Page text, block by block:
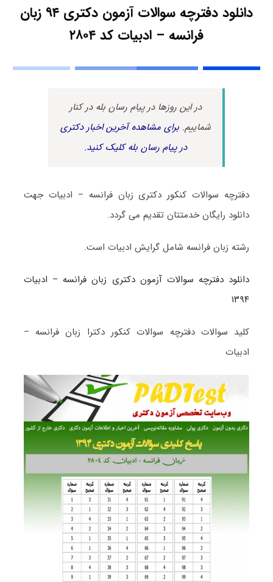
دانلود دفترچه سوالات آزمون دکتری ۹۴ زبان
فرانسه – ادبیات کد ۲۸۰۴
در این روزها در پیام رسان بله در کنار
شماییم.برای مشاهده آخرین اخبار دکتری
در پیام رسان بله کلیک کنید.
دفترچه سوالات کنکور دکتری زبان فرانسه – ادبیات جهت
دانلود رایگان خدمتتان تقدیم می گردد.
رشته زبان فرانسه شامل گرایش ادبیات است.
دانلود دفترچه سوالات آزمون دکتری زبان فرانسه – ادبیات
۱۳۹۴
کلید سوالات دفترچه سوالات کنکور دکترا زبان فرانسه –
ادبیات